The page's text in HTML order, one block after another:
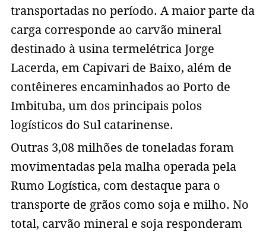
transportadas no período. A maior parte da
carga corresponde ao carvão mineral
destinado à usina termelétrica Jorge
Lacerda, em Capivari de Baixo, além de
contêineres encaminhados ao Porto de
Imbituba, um dos principais polos
logísticos do Sul catarinense.
Outras 3,08 milhões de toneladas foram
movimentadas pela malha operada pela
Rumo Logística, com destaque para o
transporte de grãos como soja e milho. No
total, carvão mineral e soja responderam